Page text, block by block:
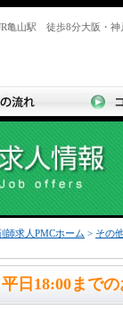
亀山駅 徒歩8分大阪・
師求人PMCホーム > その
平日18:00まで